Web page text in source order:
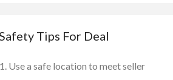
Tips For Deal
Use a safe location to meet seller